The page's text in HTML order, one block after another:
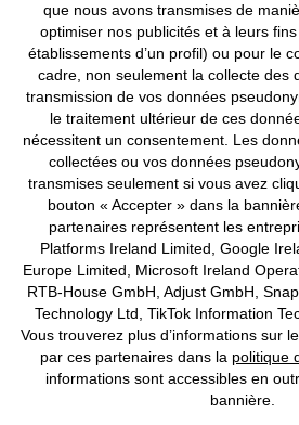
Mentions légales
© 2026 bonprix.Tous
Deutsch
que nous avons transmises de
optimiser nos publicités et à leurs
établissements d’un profil) ou pour le
cadre, non seulement la collecte des
transmission de vos données
le traitement ultérieur de ces
nécessitent un consentement. Les
collectées ou vos données
transmises seulement si vous avez
bouton « Accepter » dans la
partenaires représentent les
Platforms Ireland Limited, Google
Europe Limited, Microsoft Ireland
RTB-House GmbH, Adjust GmbH,
Technology Ltd, TikTok Information
Vous trouverez plus d’informations sur
par ces partenaires dans la politique
informations sont accessibles en
bannière.